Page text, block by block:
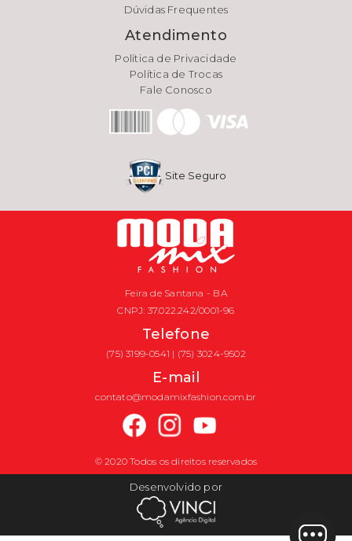
Dúvidas Frequentes
Atendimento
Política de Privacidade
Política de Trocas
Fale Conosco
Site Seguro
Feira de Santana - BA
CNPJ: 37.022.242/0001-96
Telefone
(75) 3199-0541 | (75) 3024-9502
E-mail
contato@modamixfashion.com.br
© 2020 Todos os direitos reservados
Desenvolvido por